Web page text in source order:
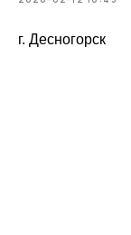
г. Десногорск